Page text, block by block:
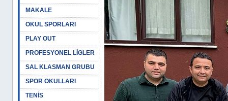
MAKALE
OKUL SPORLARI
PLAY OUT
PROFESYONEL LİGLER
SAL KLASMAN GRUBU
SPOR OKULLARI
TENİS